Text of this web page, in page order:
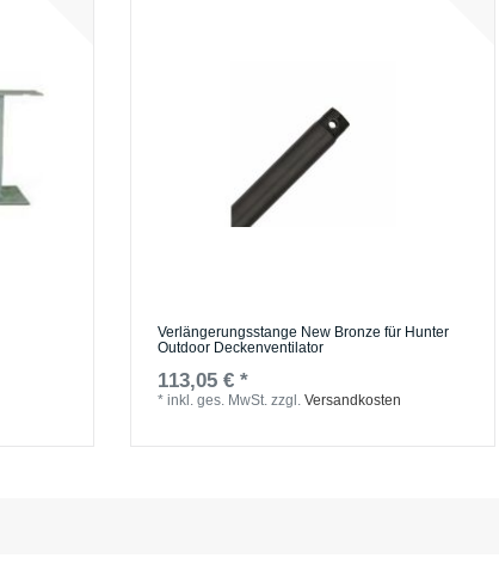
Verlängerungsstange New Bronze für Hunter
Outdoor Deckenventilator
113,05 € *
*inkl. ges. MwSt. zzgl.Versandkosten